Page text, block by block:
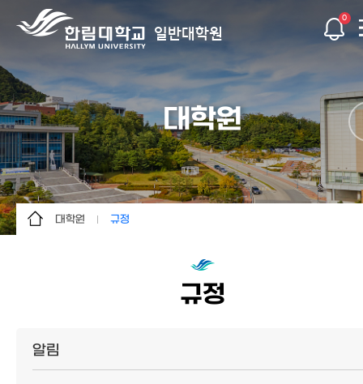
일반대학원
0
대학원
대학원
논문
규정
규정
알림